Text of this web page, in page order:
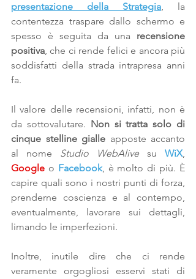
presentazione della Strategia, la
contentezza traspare dallo schermo e
spesso è seguita da una recensione
positiva, che ci rende felici e ancora più
soddisfatti della strada intrapresa anni
fa.
Il valore delle recensioni, infatti, non è
da sottovalutare. Non si tratta solo di
cinque stelline gialle apposte accanto
al nome Studio WebAlive su WiX
Google o Facebook, è molto di più. È
capire quali sono i nostri punti di forza,
prenderne coscienza e al contempo,
eventualmente, lavorare sui dettagli,
limando le imperfezioni.
Inoltre, inutile dire che ci rende
veramente orgogliosi esservi stati di